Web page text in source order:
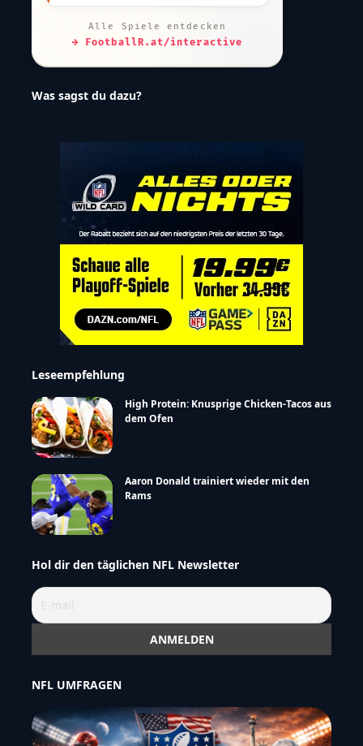
Alle Spiele entdecken
→ FootballR.at/interactive
Was sagst du dazu?
Leseempfehlung
High Protein: Knusprige Chicken-Tacos aus
dem Ofen
Aaron Donald trainiert wieder mit den
Rams
Hol dir den täglichen NFL Newsletter
NFL UMFRAGEN